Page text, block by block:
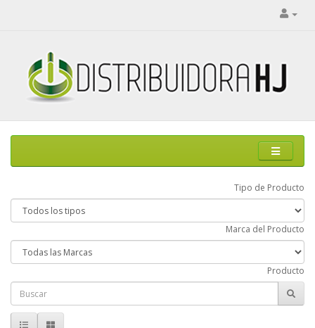
Tipo de Producto
Marca del Producto
Producto